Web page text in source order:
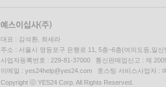
대표 : 김석환, 최세라
주소 : 서울시 영등포구 은행로 11, 5층~6층(여의도동,일신
사업자등록번호 : 229-81-37000 통신판매업신고 : 제
이메일 : yes24help@yes24.com 호스팅 서비스사업자 :
Copyright ⓒ YES24 Corp. All Rights Reserved.